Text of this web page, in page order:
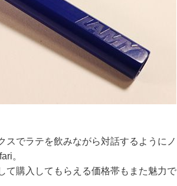
でラテを飲みながら対話するようにノ
。
て購入してもらえる価格帯もまた魅力で